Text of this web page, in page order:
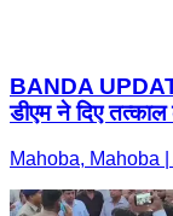
BANDA
डीएम ने दिए तत्काल
Mahoba, Mahoba